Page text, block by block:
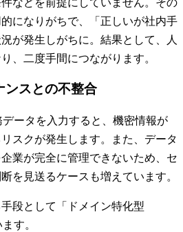
になりがちで、「正しいが社内手
が発生しがちに。結果として、人
、二度手間につながります。
ンスとの不整合
ータを入力すると、機密情報が
スクが発生します。また、データ
業が完全に管理できないため、セ
を見送るケースも増えています。
段として「ドメイン特化型
す。